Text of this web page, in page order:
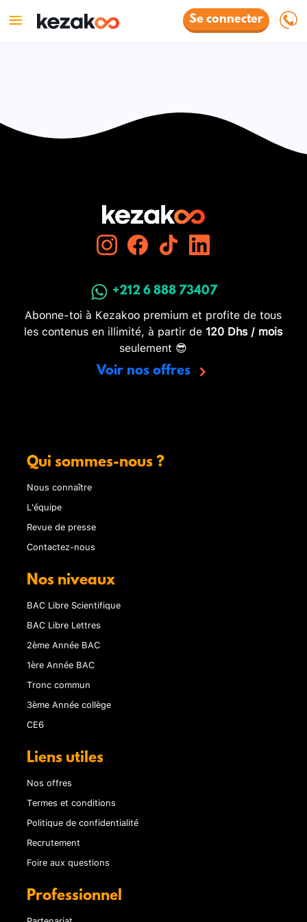
Se connecter
+212 6 888 73407
Abonne-toi à Kezakoo premium et profite de tous
les contenus en illimité, à partir de 120 Dhs / mois
seulement 😎
Voir nos offres
Qui sommes-nous ?
Nous connaître
L'équipe
Revue de presse
Contactez-nous
Nos niveaux
BAC Libre Scientifique
BAC Libre Lettres
2ème Année BAC
1ère Année BAC
Tronc commun
3ème Année collège
CE6
Liens utiles
Nos offres
Termes et conditions
Politique de confidentialité
Recrutement
Foire aux questions
Professionnel